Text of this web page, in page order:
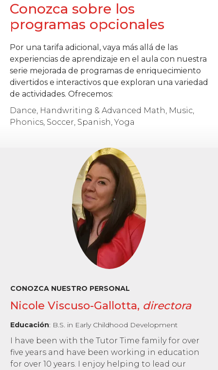
Conozca sobre los
programas opcionales
Por una tarifa adicional, vaya más allá de las
experiencias de aprendizaje en el aula con nuestra
serie mejorada de programas de enriquecimiento
divertidos e interactivos que exploran una variedad
de actividades. Ofrecemos:
Dance, Handwriting & Advanced Math, Music,
Phonics, Soccer, Spanish, Yoga
CONOZCA NUESTRO PERSONAL
Nicole Viscuso-Gallotta, directora
Educación: B.S. in Early Childhood Development
I have been with the Tutor Time family for over
five years and have been working in education
for over 10 years. I enjoy helping to lead our